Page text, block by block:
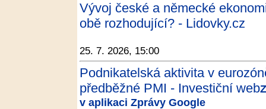
Vývoj české a německé
obě rozhodující? - Lidovky.cz
25. 7. 2026, 15:00
Podnikatelská aktivita v
předběžné PMI - Investiční web
v aplikaci Zprávy Google